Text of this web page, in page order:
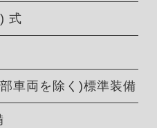
式
車両を除く)標準装備